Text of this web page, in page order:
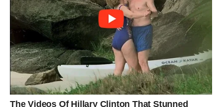
Zvijezde vam donose istinu koju ste dugo pokušavali
izbjeći.
Jedan odnos više ne može ostati isti jer emocije izlaze na
površinu.
Vrijeme je da otvorite oči